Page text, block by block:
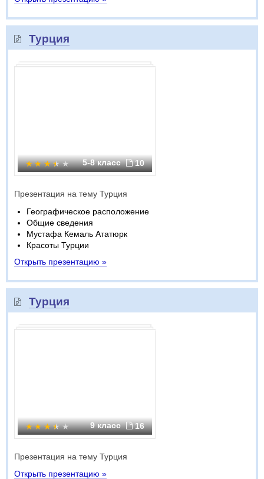
Турция
5-8 класс 10
Презентация на тему Турция
Географическое расположение
Общие сведения
Мустафа Кемаль Ататюрк
Красоты Турции
Открыть презентацию »
Турция
9 класс 16
Презентация на тему Турция
Открыть презентацию »